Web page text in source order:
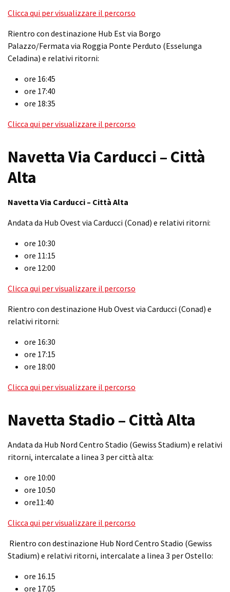
Clicca qui per visualizzare il percorso
Rientro con destinazione Hub Est via Borgo
Palazzo/Fermata via Roggia Ponte Perduto (Esselunga
Celadina) e relativi ritorni:
ore 16:45
ore 17:40
ore 18:35
Clicca qui per visualizzare il percorso
Navetta Via Carducci – Città
Alta
Navetta Via Carducci – Città Alta
Andata da Hub Ovest via Carducci (Conad) e relativi ritorni:
ore 10:30
ore 11:15
ore 12:00
Clicca qui per visualizzare il percorso
Rientro con destinazione Hub Ovest via Carducci (Conad) e
relativi ritorni:
ore 16:30
ore 17:15
ore 18:00
Clicca qui per visualizzare il percorso
Navetta Stadio – Città Alta
Andata da Hub Nord Centro Stadio (Gewiss Stadium) e relativi
ritorni, intercalate a linea 3 per città alta:
ore 10:00
ore 10:50
ore11:40
Clicca qui per visualizzare il percorso
Rientro con destinazione Hub Nord Centro Stadio (Gewiss
Stadium) e relativi ritorni, intercalate a linea 3 per Ostello:
ore 16.15
ore 17.05